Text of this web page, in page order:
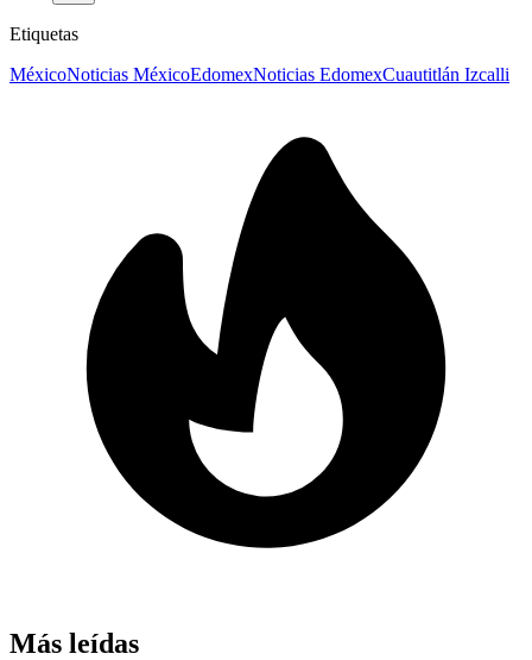
Etiquetas
MéxicoNoticias MéxicoEdomexNoticias EdomexCuautitlán Izcalli
Más leídas